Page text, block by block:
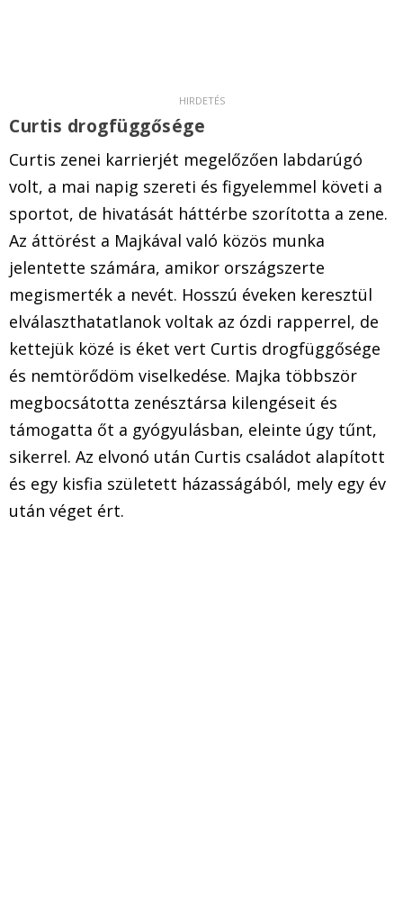
Curtis drogfüggősége
Curtis zenei karrierjét megelőzően labdarúgó
volt, a mai napig szereti és figyelemmel követi a
sportot, de hivatását háttérbe szorította a zene.
Az áttörést a Majkával való közös munka
jelentette számára, amikor országszerte
megismerték a nevét. Hosszú éveken keresztül
elválaszthatatlanok voltak az ózdi rapperrel, de
kettejük közé is éket vert Curtis drogfüggősége
és nemtörődöm viselkedése. Majka többször
megbocsátotta zenésztársa kilengéseit és
támogatta őt a gyógyulásban, eleinte úgy tűnt,
sikerrel. Az elvonó után Curtis családot alapított
és egy kisfia született házasságából, mely egy év
után véget ért.